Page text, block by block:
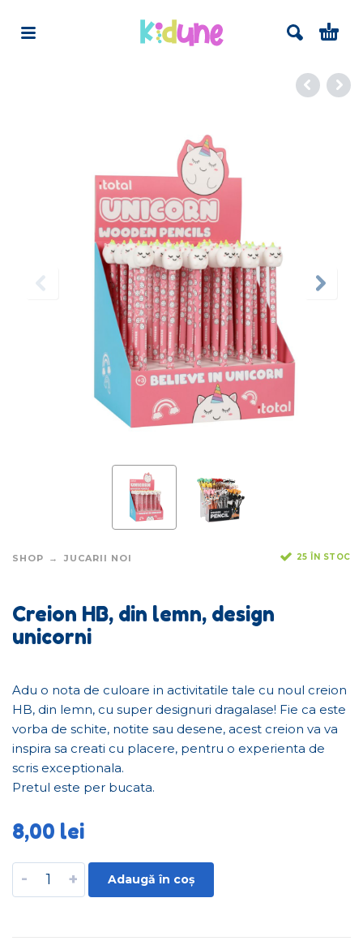
SHOP JUCARII NOI 25 ÎN STOC
Creion HB, din lemn, design
unicorni
Adu o nota de culoare in activitatile tale cu noul creion
HB, din lemn, cu super designuri dragalase! Fie ca este
vorba de schite, notite sau desene, acest creion va va
inspira sa creati cu placere, pentru o experienta de
scris exceptionala.
Pretul este per bucata.
8,00 lei
- + Adaugă în coș